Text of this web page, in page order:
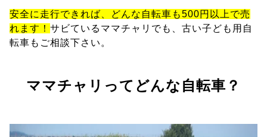
安全に走行できれば、どんな自転車も500円以上で売
れます！ サビているママチャリでも、古い子ども用自
転車もご相談下さい。
ママチャリってどんな自転車？